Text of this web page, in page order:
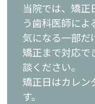
当院では、矯
う歯科医師によ
気になる一部だ
矯正まで対応で
談ください。
矯正日はカレン
す。